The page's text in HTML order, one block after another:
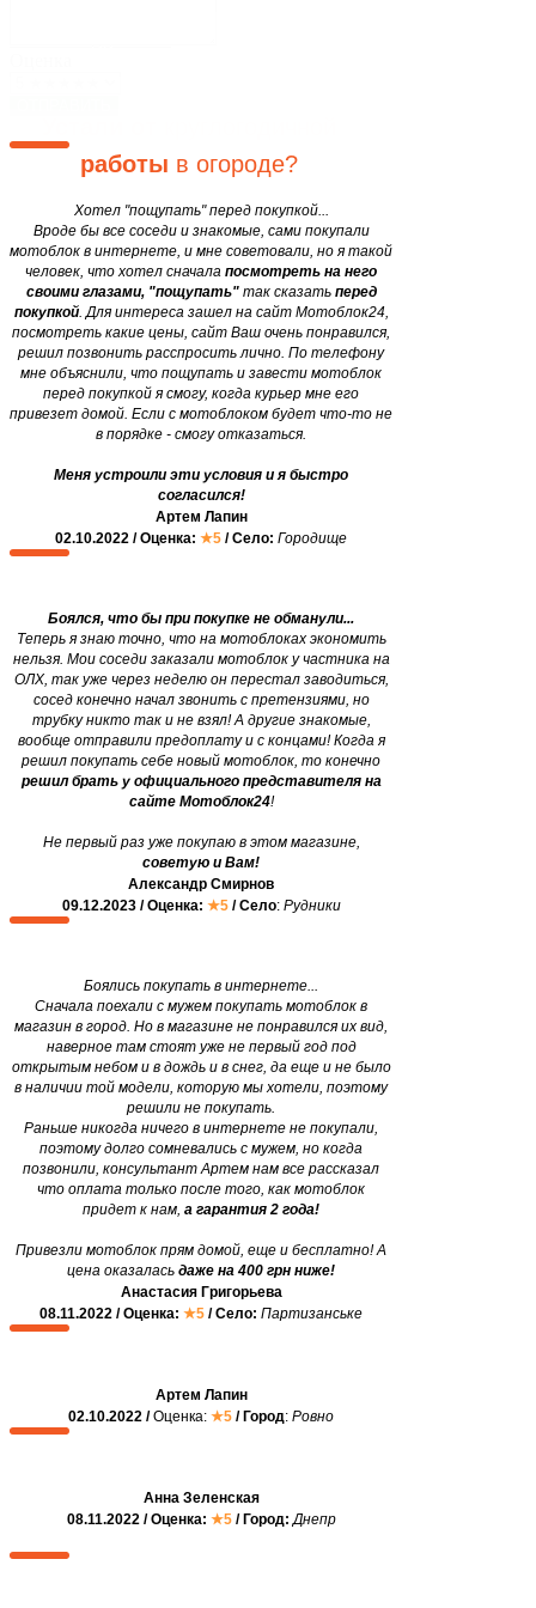
Хотел "пощупать" перед покупкой...
Вроде бы все соседи и знакомые, сами покупали
мотоблок в интернете, и мне советовали, но я такой
человек, что хотел сначала посмотреть на него
своими глазами, "пощупать"так сказать перед
покупкой. Для интереса зашел на сайт Мотоблок24,
посмотреть какие цены, сайт Ваш очень понравился,
решил позвонить расспросить лично. По телефону
мне объяснили, что пощупать и завести мотоблок
перед покупкой я смогу, когда курьер мне его
привезет домой. Если с мотоблоком будет что-то не
в порядке - смогу отказаться.
Меня устроили эти условия и я быстро
согласился!
Артем Лапин
02.10.2022 / Оценка: ★5 / Село: Городище
Боялся, что бы при покупке не обманули...
Теперь я знаю точно, что на мотоблоках экономить
нельзя. Мои соседи заказали мотоблок у частника на
ОЛХ, так уже через неделю он перестал заводиться,
сосед конечно начал звонить с претензиями, но
трубку никто так и не взял! А другие знакомые,
вообще отправили предоплату и с концами! Когда я
решил покупать себе новый мотоблок, то конечно
решил брать у официального представителя на
сайте Мотоблок24!
Не первый раз уже покупаю в этом магазине,
советую и Вам!
Александр Смирнов
09.12.2023 / Оценка: ★5 / Село: Рудники
Боялись покупать в интернете...
Сначала поехали с мужем покупать мотоблок в
магазин в город. Но в магазине не понравился их вид,
наверное там стоят уже не первый год под
открытым небом и в дождь и в снег, да еще и не было
в наличии той модели, которую мы хотели, поэтому
решили не покупать.
Раньше никогда ничего в интернете не покупали,
поэтому долго сомневались с мужем, но когда
позвонили, консультант Артем нам все рассказал
что оплата только после того, как мотоблок
придет к нам, а гарантия 2 года!
Привезли мотоблок прям домой, еще и бесплатно! А
цена оказалась даже на 400 грн ниже!
Анастасия Григорьева
08.11.2022 / Оценка: ★5 / Село: Партизанське
Артем Лапин
02.10.2022 /Оценка: ★5 / Город: Ровно
Анна Зеленская
08.11.2022 / Оценка: ★5 / Город: Днепр
работы в огороде?